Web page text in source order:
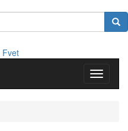
Toggle